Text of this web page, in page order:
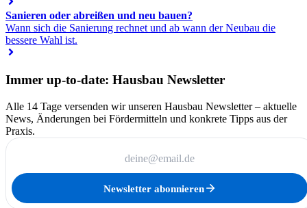
Sanieren oder abreißen und neu bauen?
Wann sich die Sanierung rechnet und ab wann der Neubau die
bessere Wahl ist.
Immer up-to-date: Hausbau Newsletter
Alle 14 Tage versenden wir unseren Hausbau Newsletter – aktuelle
News, Änderungen bei Fördermitteln und konkrete Tipps aus der
Praxis.
Newsletter abonnieren